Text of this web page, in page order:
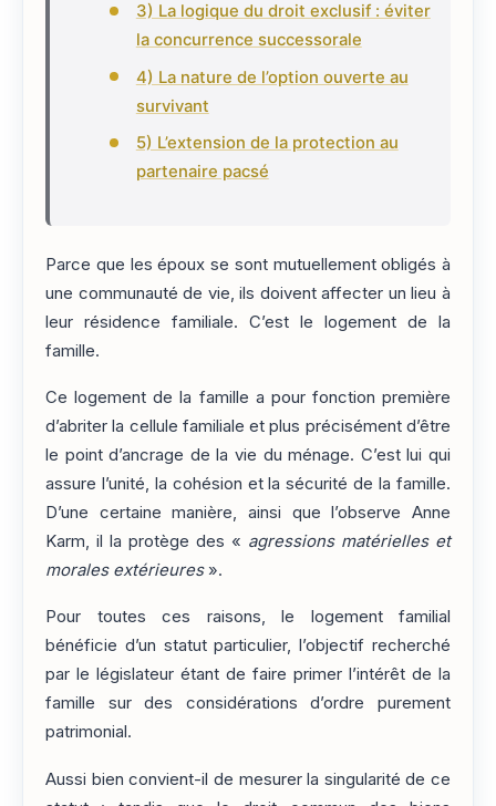
3) La logique du droit exclusif : éviter
la concurrence successorale
4) La nature de l’option ouverte au
survivant
5) L’extension de la protection au
partenaire pacsé
Parce que les époux se sont mutuellement obligés à
une communauté de vie, ils doivent affecter un lieu à
leur résidence familiale. C’est le logement de la
famille.
Ce logement de la famille a pour fonction première
d’abriter la cellule familiale et plus précisément d’être
le point d’ancrage de la vie du ménage. C’est lui qui
assure l’unité, la cohésion et la sécurité de la famille.
D’une certaine manière, ainsi que l’observe Anne
Karm, il la protège des « agressions matérielles et
morales extérieures».
Pour toutes ces raisons, le logement familial
bénéficie d’un statut particulier, l’objectif recherché
par le législateur étant de faire primer l’intérêt de la
famille sur des considérations d’ordre purement
patrimonial.
Aussi bien convient-il de mesurer la singularité de ce